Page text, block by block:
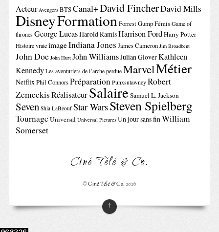
Acteur Avengers BTSCanal+David FincherDavid Mills
DisneyFormationForrest GumpFémis Game of
thrones George LucasHarold RamisHarrison FordHarry Potter
Histoire vraie imageIndiana Jones James Cameron Jim Broadbent
John Doe John Hurt John WilliamsJulian GloverKathleen
Kennedy Les aventuriers de l’arche perdue MarvelMétier
NetflixPhil ConnorsPréparation Punxsutawney Robert
ZemeckisRéalisateurSalaire Samuel L. Jackson
Seven Shia LaBeouf Star WarsSteven Spielberg
TournageUniversal Universal Pictures Un jour sans finWilliam
Somerset
Ciné Télé & Co.
©Ciné Télé & Co.2026
↑